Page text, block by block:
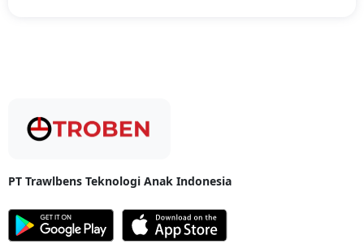
dengan berkembangnya industri logistik. Kehadiran jasa pengiriman
memudahkan kebutuhan pengiriman barang. Kini Troben merupakan
perusahaan jasa ekspedisi hadir dalam bentuk aplikasi yang bisa
bagaimana cara memesan pengiriman dari Jakarta ke Kabupaten
Labuhanbatu Selatan, Kec. Kota Pinang melalui Troben sebagai berikut:
Download Aplikasi Troben: Buka Aplikasi Troben lalu pilih layanan
Troben Cargo
PT Trawlbens Teknologi Anak Indonesia